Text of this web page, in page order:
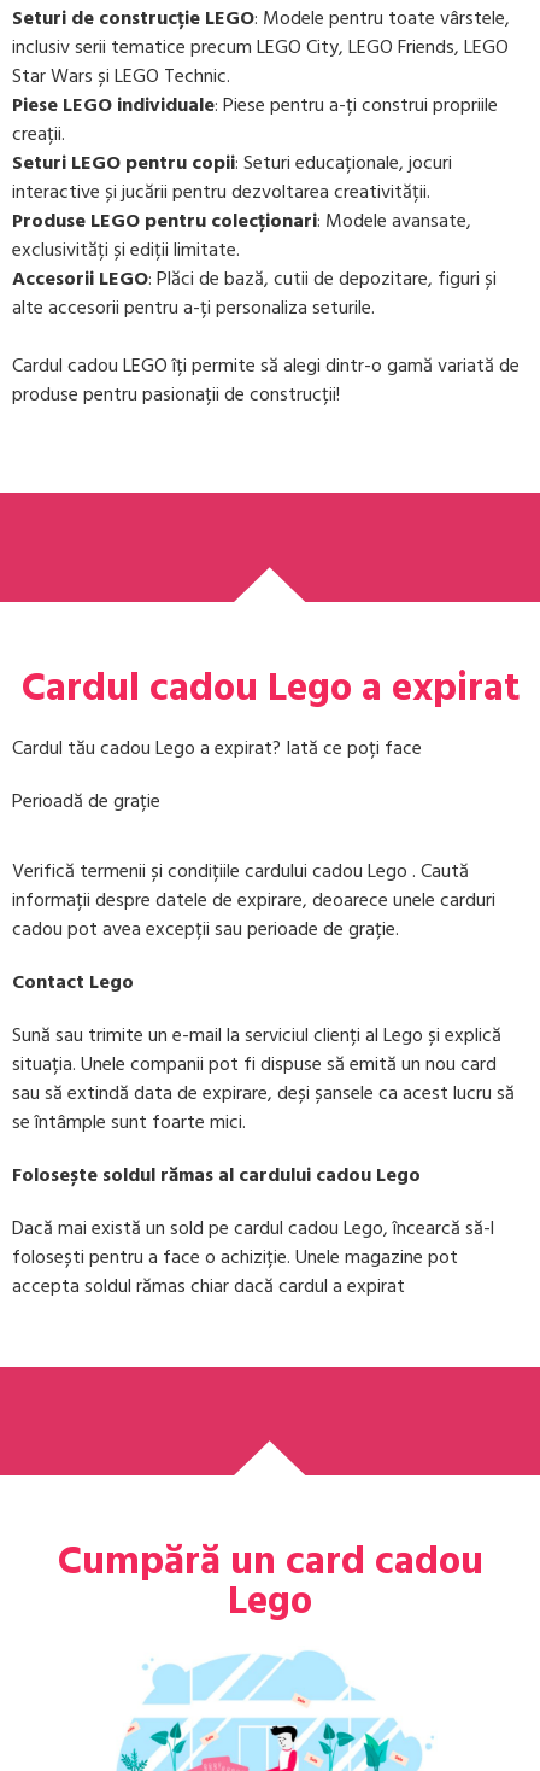
Seturi de construcție LEGO: Modele pentru toate vârstele,
inclusiv serii tematice precum LEGO City, LEGO Friends, LEGO
Star Wars și LEGO Technic.
Piese LEGO individuale: Piese pentru a-ți construi propriile
creații.
Seturi LEGO pentru copii: Seturi educaționale, jocuri
interactive și jucării pentru dezvoltarea creativității.
Produse LEGO pentru colecționari: Modele avansate,
exclusivități și ediții limitate.
Accesorii LEGO: Plăci de bază, cutii de depozitare, figuri și
alte accesorii pentru a-ți personaliza seturile.
Cardul cadou LEGO îți permite să alegi dintr-o gamă variată de
produse pentru pasionații de construcții!
Cardul cadou Lego a expirat
Cardul tău cadou Lego a expirat? Iată ce poți face
Perioadă de grație
Verifică termenii și condițiile cardului cadou Lego . Caută
informații despre datele de expirare, deoarece unele carduri
cadou pot avea excepții sau perioade de grație.
Contact Lego
Sună sau trimite un e-mail la serviciul clienți al Lego și explică
situația. Unele companii pot fi dispuse să emită un nou card
sau să extindă data de expirare, deși șansele ca acest lucru să
se întâmple sunt foarte mici.
Folosește soldul rămas al cardului cadou Lego
Dacă mai există un sold pe cardul cadou Lego, încearcă să-l
folosești pentru a face o achiziție. Unele magazine pot
accepta soldul rămas chiar dacă cardul a expirat
Cumpără un card cadou
Lego